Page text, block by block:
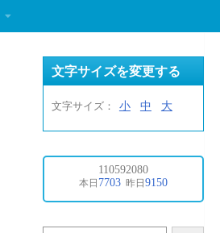
文字サイズを変更する
文字サイズ： 小 中 大